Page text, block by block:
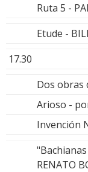
Ruta 5 -
Etude -
17.30
Dos obras
Arioso -
Invención
RENATO